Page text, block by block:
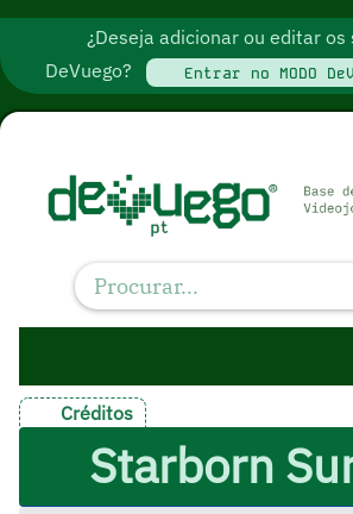
¿Deseja adicionar ou editar os
DeVuego?
Entrar no MODO
Créditos
Starborn